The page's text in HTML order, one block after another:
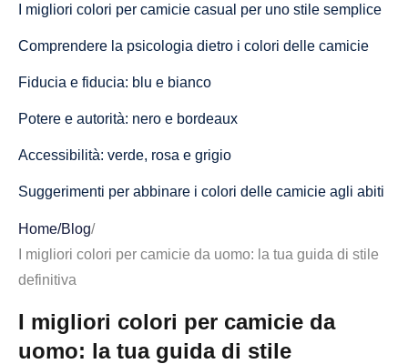
I migliori colori per camicie casual per uno stile semplice
Comprendere la psicologia dietro i colori delle camicie
Fiducia e fiducia: blu e bianco
Potere e autorità: nero e bordeaux
Accessibilità: verde, rosa e grigio
Suggerimenti per abbinare i colori delle camicie agli abiti
Bilancia i tuoi colori
Comprendi il tono della tua pelle
Considerazioni finali
Home/Blog/
I migliori colori per camicie da uomo: la tua guida di stile
definitiva
I migliori colori per camicie da
uomo: la tua guida di stile